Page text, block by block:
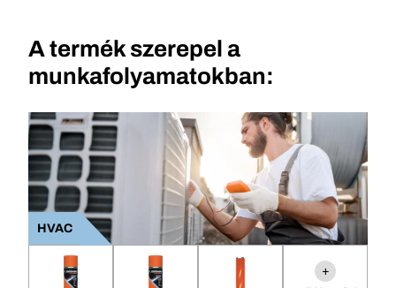
A termék szerepel a
munkafolyamatokban:
HVAC
+